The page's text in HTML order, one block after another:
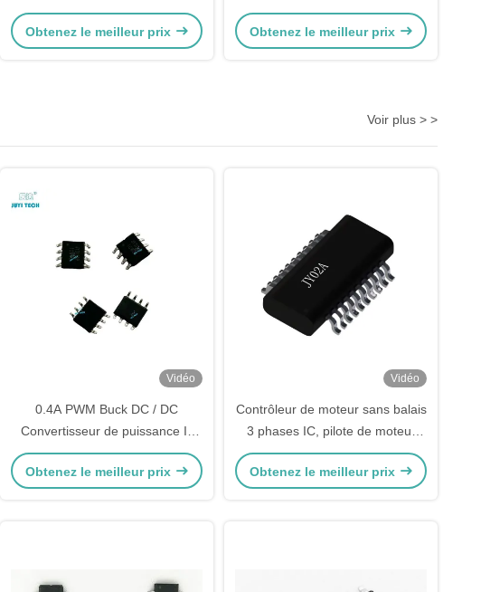
20KHZ du conducteur PWM de
moteur de BLDC 0-100%
Obtenez le meilleur prix
moteur.
Obtenez le meilleur prix
Voir plus > >
Vidéo
0.4A PWM Buck DC / DC
Convertisseur de puissance Ic
Avec une large tension de
fonctionnement Haute efficacité
Obtenez le meilleur prix
Vidéo
Contrôleur de moteur sans balais
3 phases IC, pilote de moteur
sans balais IC pour moteur sans
capteur
Obtenez le meilleur prix